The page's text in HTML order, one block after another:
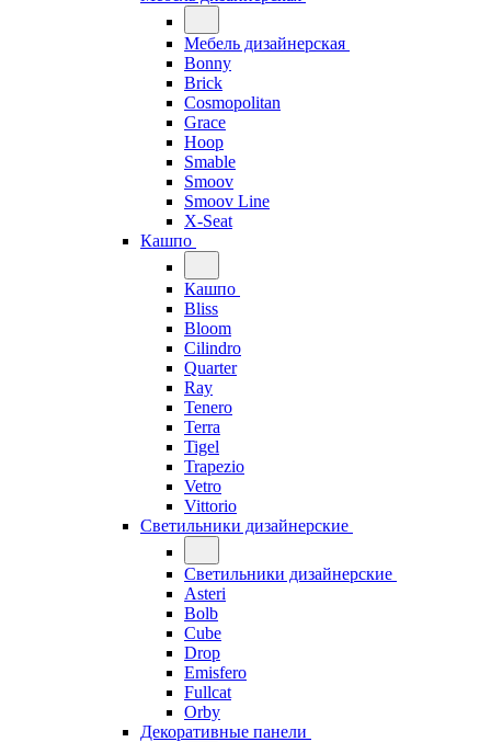
Мебель дизайнерская
Bonny
Brick
Cosmopolitan
Grace
Hoop
Smable
Smoov
Smoov Line
X-Seat
Кашпо
Кашпо
Bliss
Bloom
Cilindro
Quarter
Ray
Tenero
Terra
Tigel
Trapezio
Vetro
Vittorio
Светильники дизайнерские
Светильники дизайнерские
Asteri
Bolb
Cube
Drop
Emisfero
Fullcat
Orby
Декоративные панели